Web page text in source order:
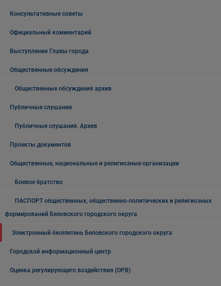
Консультативные советы
Официальный комментарий
Выступления Главы города
Общественные обсуждения
Общественные обсуждения архив
Публичные слушания
Публичные слушания. Архив
Проекты документов
Общественные, национальные и религиозные организации
Боевое братство
ПАСПОРТ общественных, общественно-политических и религиозных
формирований Беловского городского округа
Электронный бюллетень Беловского городского округа
Городской информационный центр
Оценка регулирующего воздействия (ОРВ)